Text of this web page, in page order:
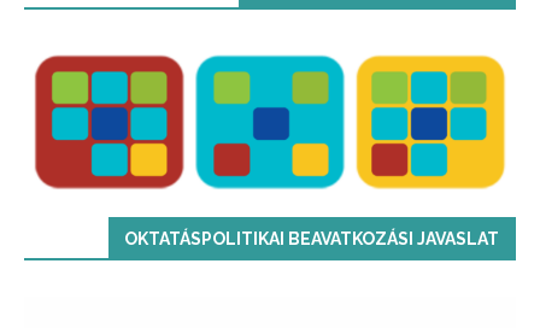
OKTATÁSPOLITIKAI BEAVATKOZÁSI JAVASLAT